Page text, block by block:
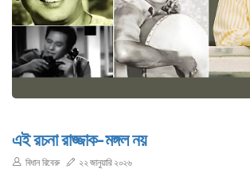
এই রচনা রাজ্জাক-মঙ্গল নয়
বিধান রিবেরু ২২ জানুয়ারি ২০২৬